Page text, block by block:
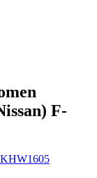
F-